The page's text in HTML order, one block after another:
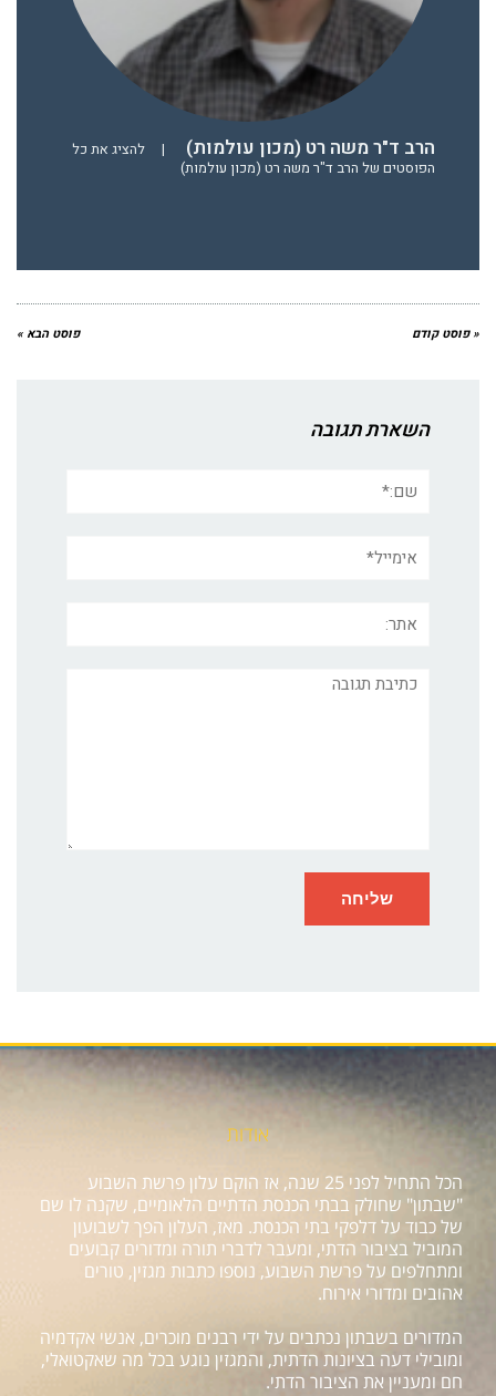
הרב ד"ר משה רט (מכון עולמות) |
להציג את כל
הפוסטים של הרב ד"ר משה רט (מכון עולמות)
« פוסט קודם פוסט הבא »
השארת תגובה
תגובה
אודות
הכל התחיל לפני 25 שנה, אז הוקם עלון פרשת השבוע
"שבתון" שחולק בבתי הכנסת הדתיים הלאומיים, שקנה לו שם
של כבוד על דלפקי בתי הכנסת. מאז, העלון הפך לשבועון
המוביל בציבור הדתי, ומעבר לדברי תורה ומדורים קבועים
ומתחלפים על פרשת השבוע, נוספו כתבות מגזין, טורים
אהובים ומדורי אירוח.
המדורים בשבתון נכתבים על ידי רבנים מוכרים, אנשי אקדמיה
ומובילי דעה בציונות הדתית, והמגזין נוגע בכל מה שאקטואלי,
חם ומעניין את הציבור הדתי.